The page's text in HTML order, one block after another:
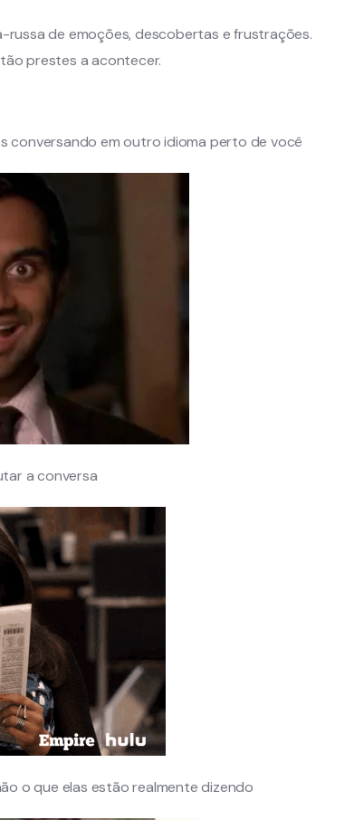
russa de emoções, descobertas e frustrações.
prestes a acontecer.
conversando em outro idioma perto de você
a conversa
o que elas estão realmente dizendo